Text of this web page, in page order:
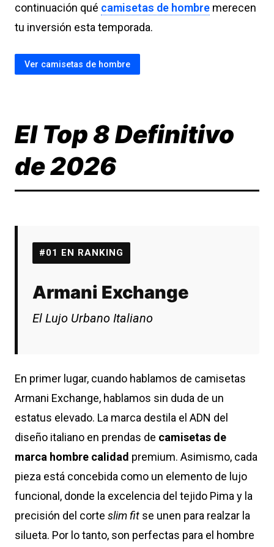
continuación qué camisetas de hombre merecen
tu inversión esta temporada.
Ver camisetas de hombre
El Top 8 Definitivo
de 2026
#01 EN RANKING
Armani Exchange
El Lujo Urbano Italiano
En primer lugar, cuando hablamos de camisetas
Armani Exchange, hablamos sin duda de un
estatus elevado. La marca destila el ADN del
diseño italiano en prendas de camisetas de
marca hombre calidad premium. Asimismo, cada
pieza está concebida como un elemento de lujo
funcional, donde la excelencia del tejido Pima y la
precisión del corte slim fit se unen para realzar la
silueta. Por lo tanto, son perfectas para el hombre